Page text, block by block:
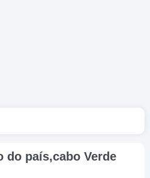
do país,cabo Verde